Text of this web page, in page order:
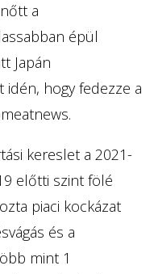
a
épül
Japán
hogy fedezze a
kereslet a 2021-
előtti szint fölé
piaci kockázat
és a
mint 1